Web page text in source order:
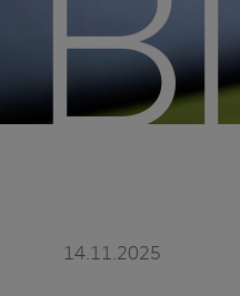
14.11.2025